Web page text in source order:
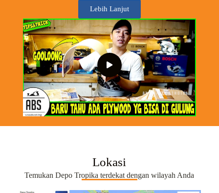
Lebih Lanjut
Lokasi
Temukan Depo Tropika terdekat dengan wilayah Anda